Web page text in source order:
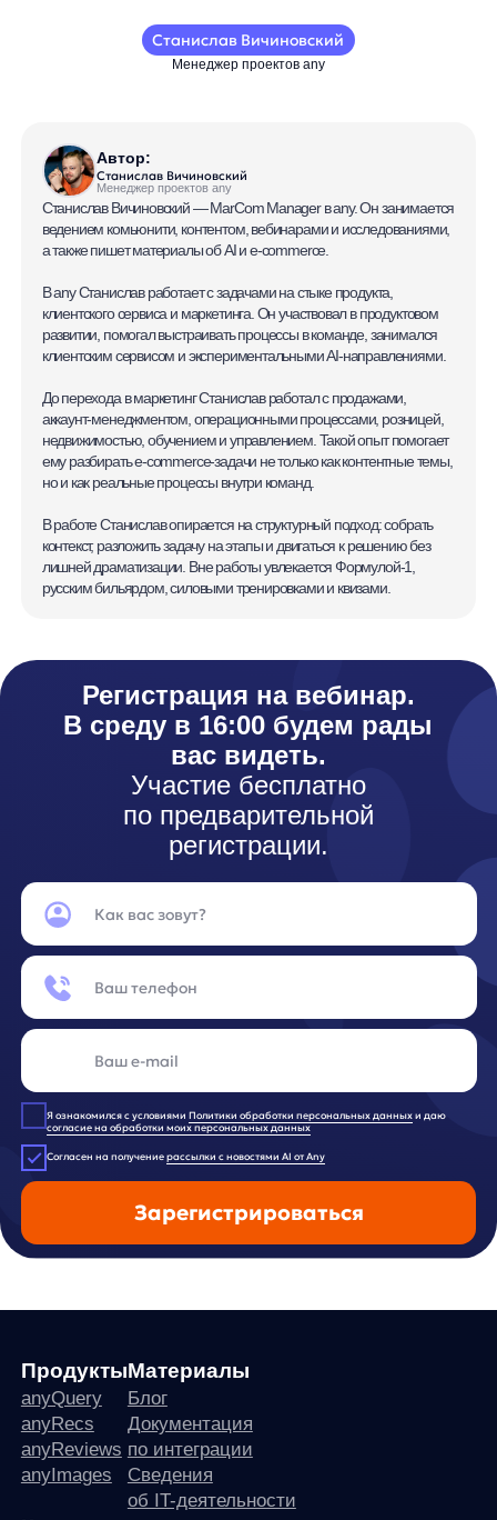
До перехода в маркетинг Станислав работал с продажами,
аккаунт-менеджментом, операционными процессами, розницей,
недвижимостью, обучением и управлением. Такой опыт помогает
контекст, разложить задачу на этапы и двигаться к решению без
лишней драматизации. Вне работы увлекается Формулой-1,
русским бильярдом, силовыми тренировками и квизами.
Регистрация на вебинар.
В среду в 16:00 будем рады
вас видеть.
Участие бесплатно
по предварительной
регистрации.
Зарегистрироваться
anyQuery
anyRecs
anyReviews
anyImages
Материалы
Блог
Документация
по интеграции
Сведения
Контакты
any-hello@tbank.ru
support@diginetica.com
+7 (985) 674-48-98
Вакансии
Документы
Реквизиты
Лицензионный договор-оферта
Политика обработки персональных данных
Согласие на обработку персональных данных
Рекомендательные алгоритмы
Деятельность в области ИТ
Согласие на получение рекламных и информационных